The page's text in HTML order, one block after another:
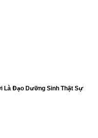
Là Đạo Dưỡng Sinh Thật Sự